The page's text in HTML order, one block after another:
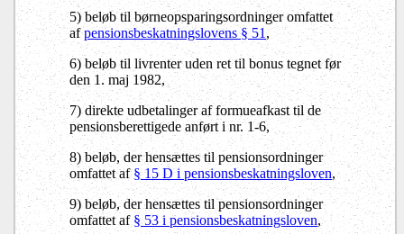
5) beløb til børneopsparingsordninger omfattet
afpensionsbeskatningslovens § 51,
6) beløb til livrenter uden ret til bonus tegnet før
den 1. maj 1982,
7) direkte udbetalinger af formueafkast til de
pensionsberettigede anført i nr. 1-6,
8) beløb, der hensættes til pensionsordninger
omfattet af§ 15 D i pensionsbeskatningsloven,
9) beløb, der hensættes til pensionsordninger
omfattet af § 53 i pensionsbeskatningsloven,